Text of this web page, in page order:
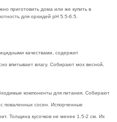
приготовить дома или же купить в
для орхидей рН 5.5-6.5.
качествами, содержит
впитывает влагу. Собирают мох весной,
компоненты для питания. Собирают
поваленных сосен. Испорченные
Толщина кусочков не менее 1.5-2 см. Их